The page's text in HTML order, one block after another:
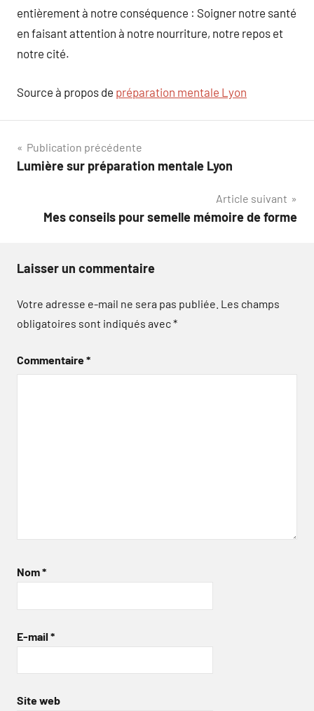
entièrement à notre conséquence : Soigner notre santé
en faisant attention à notre nourriture, notre repos et
notre cité.
Source à propos de préparation mentale Lyon
Navigation
de
Publication précédente
Lumière sur préparation mentale Lyon
Article suivant
Mes conseils pour semelle mémoire de forme
Laisser un commentaire
Votre adresse e-mail ne sera pas publiée. Les champs
obligatoires sont indiqués avec*
Commentaire*
Nom*
E-mail *
Site web